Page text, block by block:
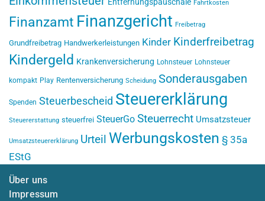
Fahrtkosten
Finanzamt Finanzgericht Freibetrag
Grundfreibetrag Handwerkerleistungen Kinder Kinderfreibetrag
Kindergeld Krankenversicherung Lohnsteuer Lohnsteuer
kompakt Play Rentenversicherung Scheidung Sonderausgaben
Spenden Steuerbescheid Steuererklärung
Steuererstattung steuerfrei SteuerGo Steuerrecht Umsatzsteuer
Umsatzsteuererklärung Urteil Werbungskosten § 35a
EStG
Über uns
Impressum